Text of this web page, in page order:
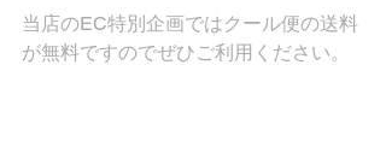
当店のEC特別企画ではクール便の送料
が無料ですのでぜひご利用ください。